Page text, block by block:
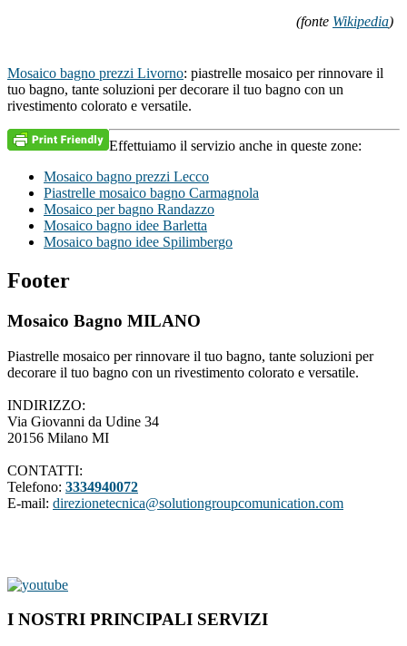
(fonte Wikipedia)
Mosaico bagno prezzi Livorno: piastrelle mosaico per rinnovare il
tuo bagno, tante soluzioni per decorare il tuo bagno con un
rivestimento colorato e versatile.
Effettuiamo il servizio anche in queste zone:
Mosaico bagno prezzi Lecco
Piastrelle mosaico bagno Carmagnola
Mosaico per bagno Randazzo
Mosaico bagno idee Barletta
Mosaico bagno idee Spilimbergo
Footer
Mosaico Bagno MILANO
Piastrelle mosaico per rinnovare il tuo bagno, tante soluzioni per
decorare il tuo bagno con un rivestimento colorato e versatile.
INDIRIZZO:
Via Giovanni da Udine 34
20156 Milano MI
CONTATTI:
Telefono: 3334940072
E-mail: direzionetecnica@solutiongroupcomunication.com
I NOSTRI PRINCIPALI SERVIZI